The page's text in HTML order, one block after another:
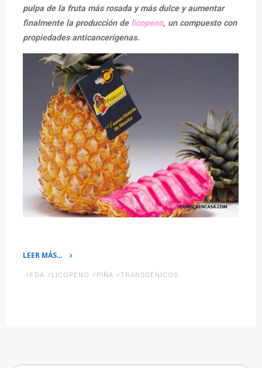
pulpa de la fruta más rosada y más dulce y aumentar
finalmente la producción de licopeno, un compuesto con
propiedades anticancerígenas.
LEER MÁS…
# FDA # LICOPENO # PIÑA #TRANSGÉNICOS